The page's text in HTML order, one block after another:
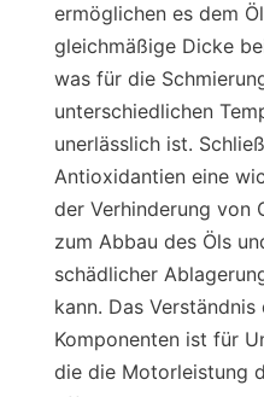
ermöglichen es dem
gleichmäßige Dicke
was für die
unterschiedlichen
unerlässlich ist.
Antioxidantien eine
der Verhinderung von
zum Abbau des Öls
schädlicher
kann. Das Verständnis
Komponenten ist für
die die Motorleistung